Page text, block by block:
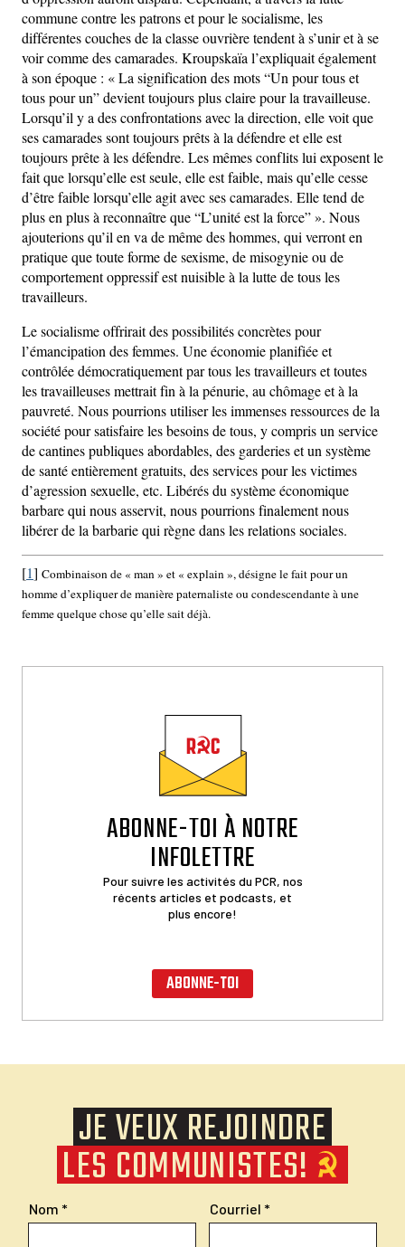
commune contre les patrons et pour le socialisme, les
différentes couches de la classe ouvrière tendent à s’unir et à se
voir comme des camarades. Kroupskaïa l’expliquait également
à son époque : « La signification des mots “Un pour tous et
tous pour un” devient toujours plus claire pour la travailleuse.
Lorsqu’il y a des confrontations avec la direction, elle voit que
ses camarades sont toujours prêts à la défendre et elle est
toujours prête à les défendre. Les mêmes conflits lui exposent le
fait que lorsqu’elle est seule, elle est faible, mais qu’elle cesse
d’être faible lorsqu’elle agit avec ses camarades. Elle tend de
plus en plus à reconnaître que “L’unité est la force” ». Nous
ajouterions qu’il en va de même des hommes, qui verront en
pratique que toute forme de sexisme, de misogynie ou de
comportement oppressif est nuisible à la lutte de tous les
travailleurs.
Le socialisme offrirait des possibilités concrètes pour
l’émancipation des femmes. Une économie planifiée et
contrôlée démocratiquement par tous les travailleurs et toutes
les travailleuses mettrait fin à la pénurie, au chômage et à la
pauvreté. Nous pourrions utiliser les immenses ressources de la
société pour satisfaire les besoins de tous, y compris un service
de cantines publiques abordables, des garderies et un système
de santé entièrement gratuits, des services pour les victimes
d’agression sexuelle, etc. Libérés du système économique
barbare qui nous asservit, nous pourrions finalement nous
libérer de la barbarie qui règne dans les relations sociales.
[1] Combinaison de « man » et « explain », désigne le fait pour un
homme d’expliquer de manière paternaliste ou condescendante à une
femme quelque chose qu’elle sait déjà.
ABONNE-TOI À NOTRE
INFOLETTRE
Pour suivre les activités du PCR, nos
récents articles et podcasts, et
plus encore!
ABONNE-TOI
JE VEUX REJOINDRE
LES COMMUNISTES!
Nom Courriel